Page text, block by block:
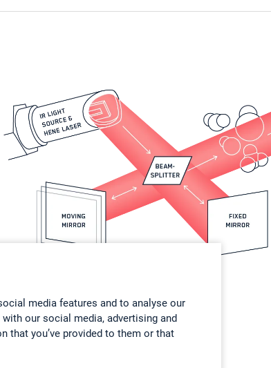
media features and to analyse our
our social media, advertising and
that you’ve provided to them or that